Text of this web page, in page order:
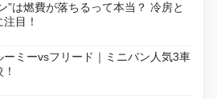
”は燃費が落ちるって本当？ 冷房と
目！
ーミーvsフリード｜ミニバン人気3車